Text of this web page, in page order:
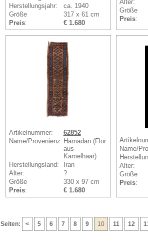
Herstellungsjahr:
ca. 1940
Größe
317 x 61 cm
Preis: € 1.680
Alter:
Größe
Preis:
Artikelnummer:
62852
Name/Provenienz: Hamadan (Flor
aus
Kamelhaar)
Herstellungsland:
Iran
Alter:
?
Größe
330 x 97 cm
Preis: € 1.680
Name/
Alter:
Größe
Preis:
Seiten: < 5 6 7 8 9 10 11 12